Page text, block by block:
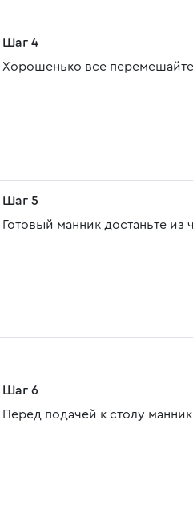
Шаг 4
Хорошенько все
Шаг 5
Готовый манник достаньте
Шаг 6
Перед подачей к столу